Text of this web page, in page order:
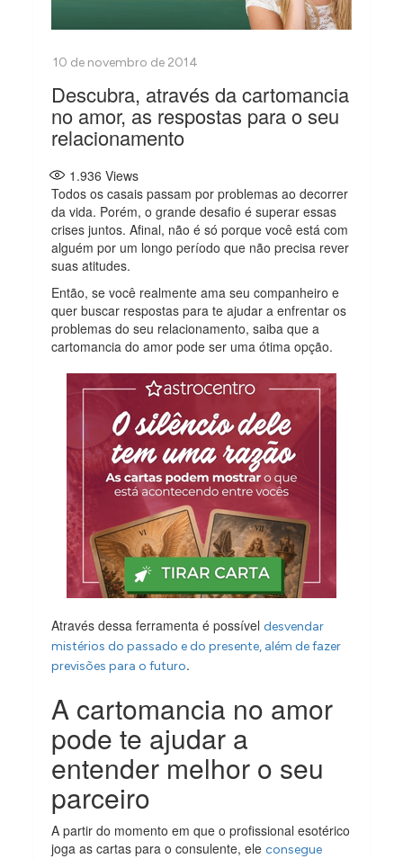
Descubra, através da cartomancia
no amor, as respostas para o seu
relacionamento
1.936 Views
Todos os casais passam por problemas ao decorrer
da vida. Porém, o grande desafio é superar essas
crises juntos. Afinal, não é só porque você está com
alguém por um longo período que não precisa rever
suas atitudes.
Então, se você realmente ama seu companheiro e
quer buscar respostas para te ajudar a enfrentar os
problemas do seu relacionamento, saiba que a
cartomancia do amor pode ser uma ótima opção.
Através dessa ferramenta é possíveldesvendar
mistérios do passado e do presente, além de fazer
previsões para o futuro.
A cartomancia no amor
pode te ajudar a
entender melhor o seu
parceiro
A partir do momento em que o profissional esotérico
joga as cartas para o consulente, eleconsegue